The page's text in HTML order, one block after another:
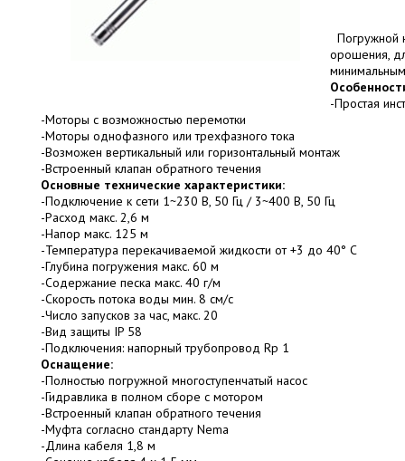
Погружной
орошения,
-Простая
-Моторы с возможностью перемотки
-Моторы однофазного или трехфазного тока
-Возможен вертикальный или горизонтальный монтаж
-Встроенный клапан обратного течения
Основные технические характеристики:
-Подключение к сети 1~230 В, 50 Гц / 3~400 В, 50 Гц
-Расход макс. 2,6 м
-Напор макс. 125 м
-Температура перекачиваемой жидкости от +3 до 40° C
-Глубина погружения макс. 60 м
-Содержание песка макс. 40 г/м
-Скорость потока воды мин. 8 см/с
-Число запусков за час, макс. 20
-Вид защиты IP 58
-Подключения: напорный трубопровод Rp 1
Оснащение:
-Полностью погружной многоступенчатый насос
-Гидравлика в полном сборе с мотором
-Встроенный клапан обратного течения
-Муфта согласно стандарту Nema
-Длина кабеля 1,8 м